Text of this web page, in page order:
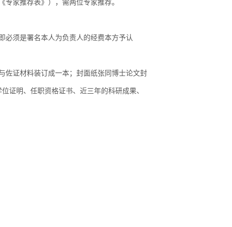
家推荐表》），需两位专家推荐。
必须是署名本人为负责人的经费本方予认
佐证材料装订成一本；封面纸张同博士论文封
证明、任职资格证书、近三年的科研成果、